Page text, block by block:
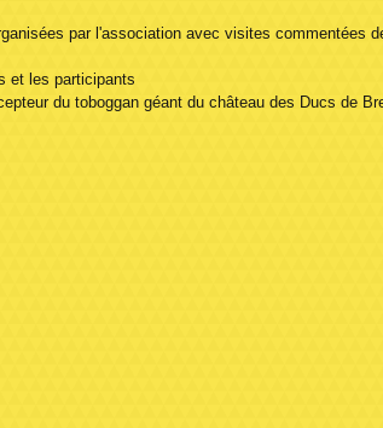
par l'association avec visites commentées
et les participants
du toboggan géant du château des Ducs de